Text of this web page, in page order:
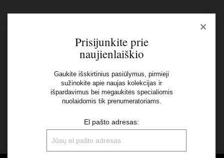
Naujienlaiškis
Aš perskaičiau ir sutinku su Privatumo Politikos
×
Prisijunkite prie
naujienlaiškio
Gaukite išskirtinius pasiūlymus, pirmieji
sužinokite apie naujas kolekcijas ir
išpardavimus bei mėgaukitės specialiomis
nuolaidomis tik prenumeratoriams.
El pašto adresas: